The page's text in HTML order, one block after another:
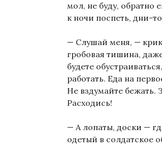
мол, не буду, обратно
к ночи поспеть, дни-
— Слушай меня, —
гробовая тишина,
будете
работать. Еда на
Не вздумайте бежать.
Расходись!
— А лопаты, доски —
одетый в солдатское